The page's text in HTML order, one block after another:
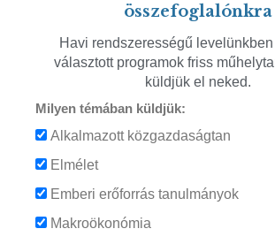
összefoglalónkra
Havi rendszerességű
választott programok friss
küldjük el neked.
Milyen témában küldjük:
Alkalmazott közgazdaságtan
Elmélet
Emberi erőforrás tanulmányok
Makroökonómia